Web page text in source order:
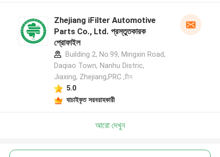
Zhejiang iFilter Automotive
Parts Co., Ltd. প্রস্তুতকারক
প্রোফাইল
Building 2, No.99, Mingxin Road,
Daqiao Town, Nanhu Distric,
Jiaxing, Zhejiang,PRC ,চীন
5.0
যাচাইকৃত সরবরাহকারী
আরো দেখুন